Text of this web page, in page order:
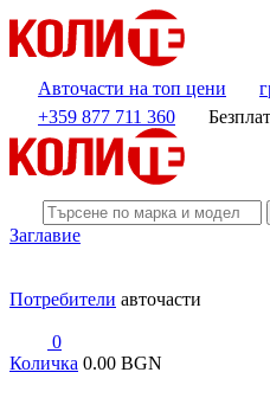
Авточасти на топ цени
+359 877 711 360
Заглавие
Потребители авточасти
0
Количка 0.00 BGN